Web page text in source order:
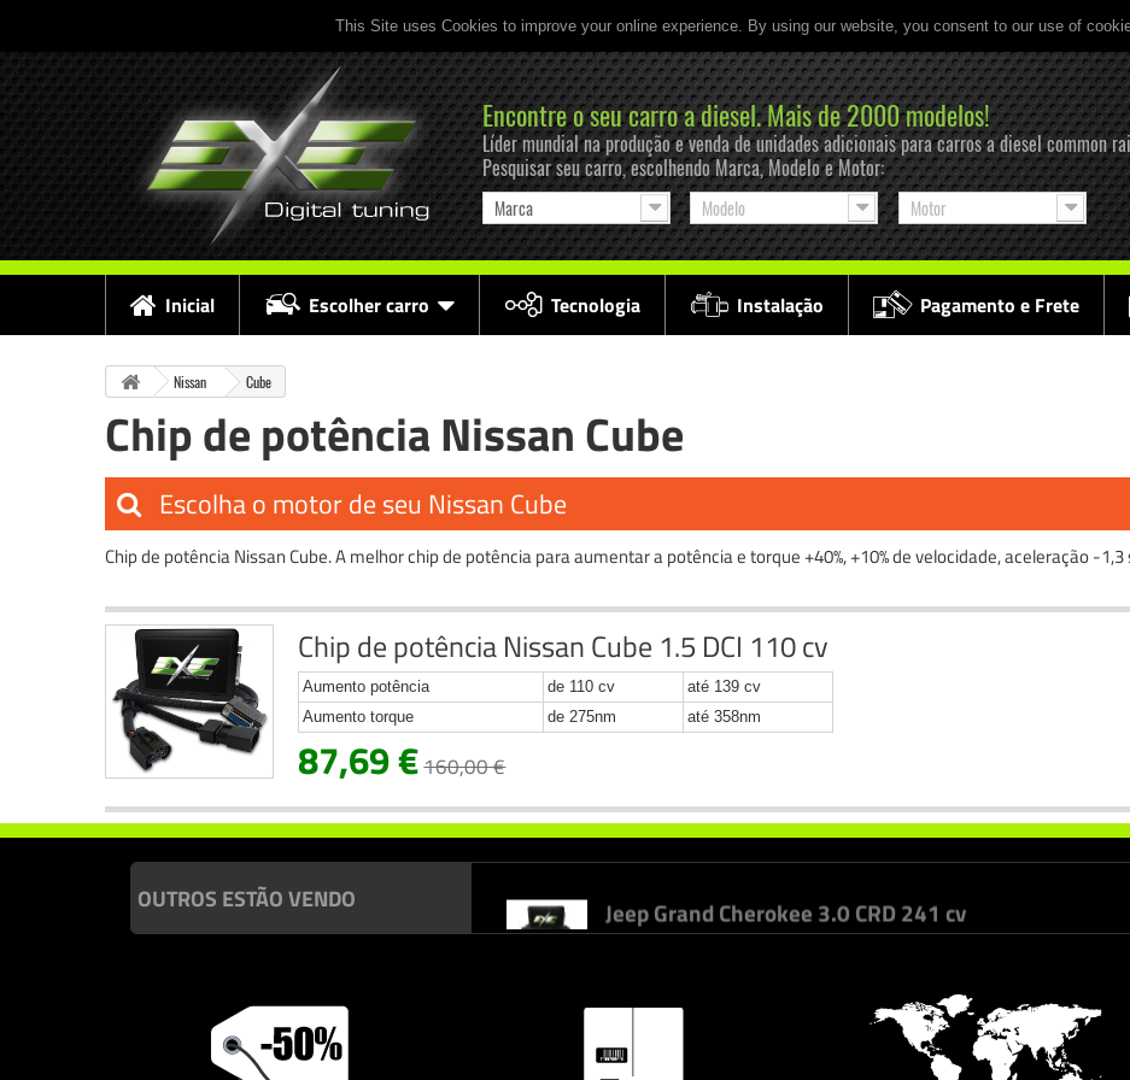
This Site uses Cookies to improve your online experience. By using our website, you consent to our use of
Encontre o seu carro a diesel. Mais de 2000 modelos!
Líder mundial na produção e venda de unidades adicionais para carros a diesel common
Pesquisar seu carro, escolhendo Marca, Modelo e Motor:
Marca Modelo Motor
Inicial Escolher carro Tecnologia Instalação Pagamento e Frete
Nissan Cube
Chip de potência Nissan Cube
Escolha o motor de seu Nissan Cube
Chip de potência Nissan Cube. A melhor chip de potência para aumentar a potência e torque +40%, +10% de velocidade, aceleração -
Chip de potência Nissan Cube 1.5 DCI 110 cv
Aumento potência de 110 cv
até 139 cv
Aumento torque
de 275nm até 358nm
87,69 €160,00 €
OUTROS ESTÃO VENDO
Audi A6 2.0 TDI CR 150 cv
+ 40%
+34cv+40%
+46cv+109nm
Ssangyong Kyron 2.7 XDI 165 cv